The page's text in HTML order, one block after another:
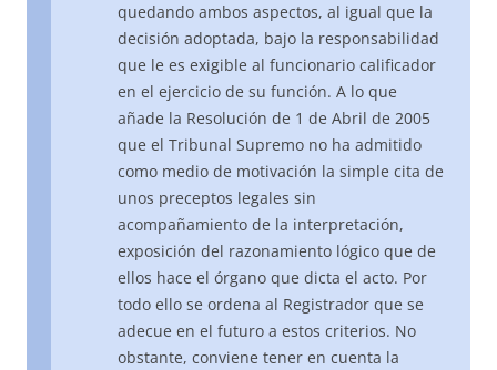
quedando ambos aspectos, al igual que la
decisión adoptada, bajo la responsabilidad
que le es exigible al funcionario calificador
en el ejercicio de su función. A lo que
añade la Resolución de 1 de Abril de 2005
que el Tribunal Supremo no ha admitido
como medio de motivación la simple cita de
unos preceptos legales sin
acompañamiento de la interpretación,
exposición del razonamiento lógico que de
ellos hace el órgano que dicta el acto. Por
todo ello se ordena al Registrador que se
adecue en el futuro a estos criterios. No
obstante, conviene tener en cuenta la